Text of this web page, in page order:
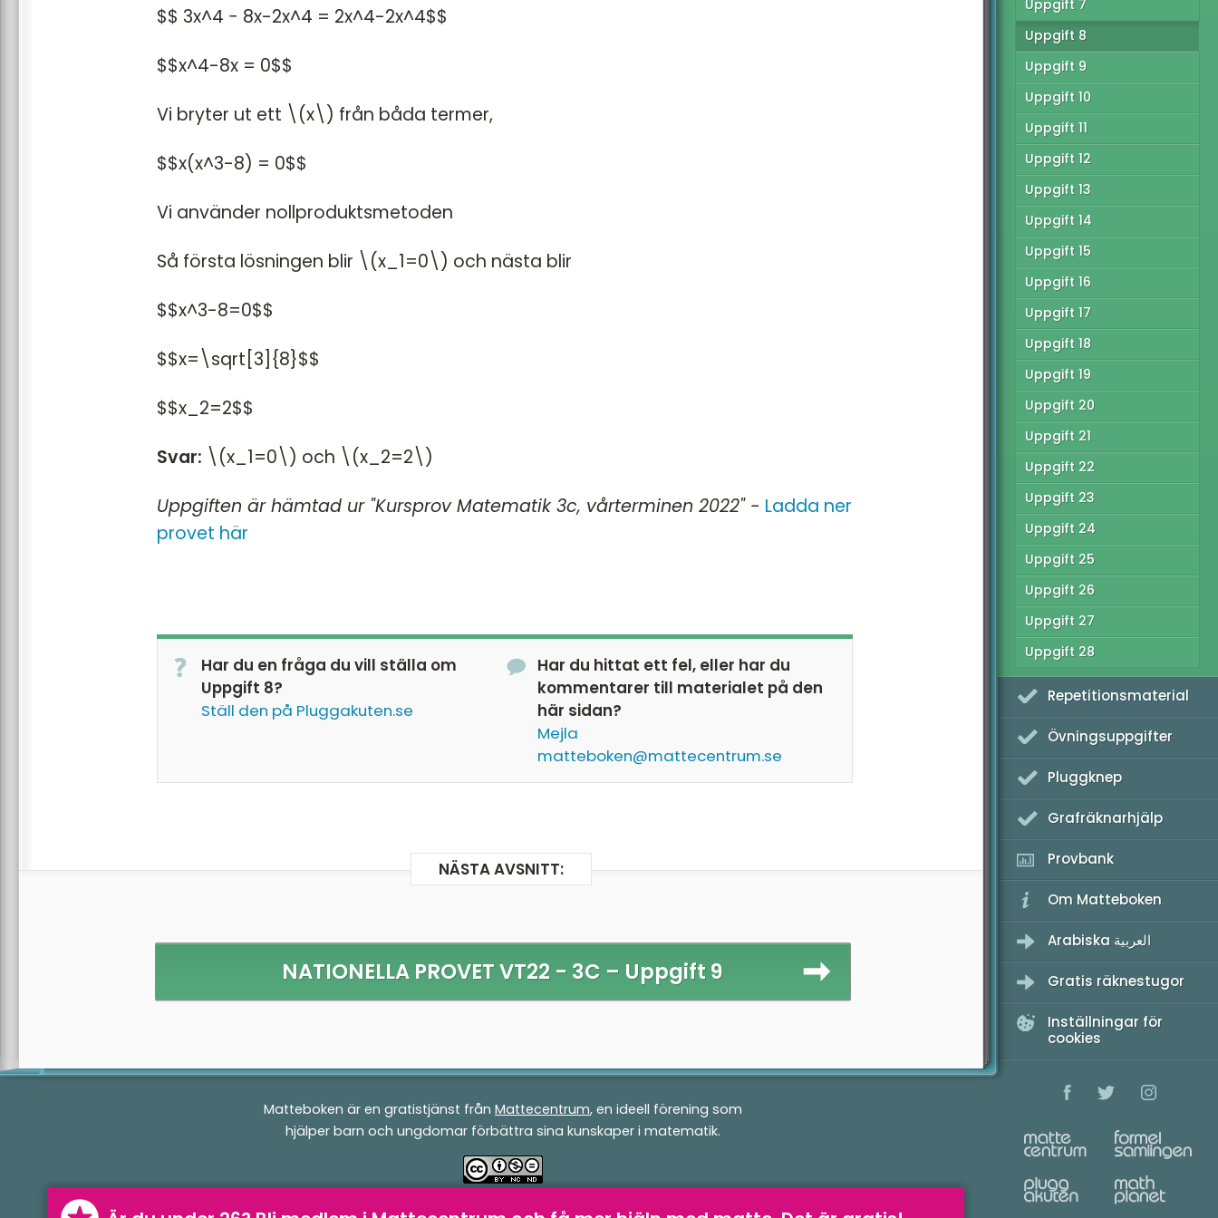
$$ 3x^4 − 8x-2x^4 = 2x^4-2x^4$$
$$x^4-8x = 0$$
Vi bryter ut ett \(x\) från båda termer,
$$x(x^3-8) = 0$$
Vi använder nollproduktsmetoden
Så första lösningen blir \(x_1=0\) och nästa blir
$$x^3-8=0$$
$$x=\sqrt[3]{8}$$
$$x_2=2$$
Svar: \(x_1=0\) och \(x_2=2\)
Uppgiften är hämtad ur "Kursprov Matematik 3c, vårterminen 2022" - Ladda ner
provet här
Har du en fråga du vill ställa om
Uppgift 8?
Ställ den på Pluggakuten.se
Har du hittat ett fel, eller har du
kommentarer till materialet på den
här sidan?
Mejla
matteboken@mattecentrum.se
NÄSTA AVSNITT:
NATIONELLA PROVET VT22 - 3C – Uppgift 9
Uppgift 7
Uppgift 8
Uppgift 9
Uppgift 10
Uppgift 11
Uppgift 12
Uppgift 13
Uppgift 14
Uppgift 15
Uppgift 16
Uppgift 17
Uppgift 18
Uppgift 19
Uppgift 20
Uppgift 21
Uppgift 22
Uppgift 23
Uppgift 24
Uppgift 25
Uppgift 26
Uppgift 27
Uppgift 28
Repetitionsmaterial
Övningsuppgifter
Pluggknep
Grafräknarhjälp
Provbank
Om Matteboken
Arabiska العربية
Gratis räknestugor
Inställningar för
cookies
Matteboken är en gratistjänst från Mattecentrum, en ideell förening som
hjälper barn och ungdomar förbättra sina kunskaper i matematik.